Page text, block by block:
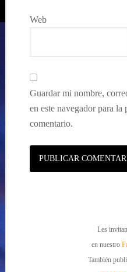
Web
Guardar mi nombre,
en este navegador para
comentario.
Les
en nuestro
También